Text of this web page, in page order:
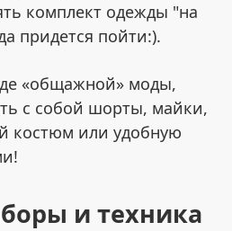
комплект одежды "на
придется пойти:).
«общажной» моды,
с собой шорты, майки,
костюм или удобную
и техника